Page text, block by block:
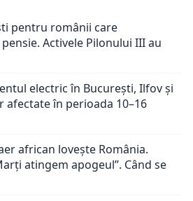
pentru românii care
Activele Pilonului III au
electric în București, Ilfov și
afectate în perioada 10–16
african lovește România.
atingem apogeul”. Când se